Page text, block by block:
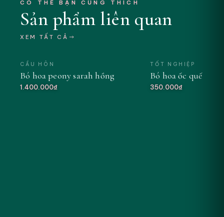
CÓ THỂ BẠN CŨNG THÍCH
Sản phẩm liên quan
XEM TẤT CẢ
MỚI
CẦU HÔN
Bó hoa peony sarah hồng
1.400.000₫
TỐT NGHIỆP
Bó hoa ốc quế
350.000₫